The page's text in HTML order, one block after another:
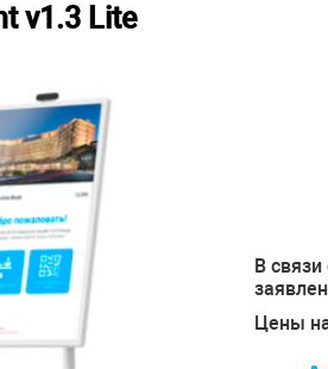
v1.3 Lite
В
Цены